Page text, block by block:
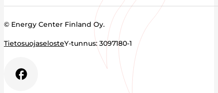
© Energy Center Finland Oy.
TietosuojaselosteY-tunnus: 3097180-1